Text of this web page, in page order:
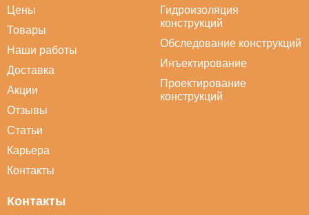
Цены
Товары
Наши работы
Доставка
Акции
Отзывы
Статьи
Карьера
Контакты
Гидроизоляция
конструкций
Обследование конструкций
Инъектирование
Проектирование
конструкций
Контакты